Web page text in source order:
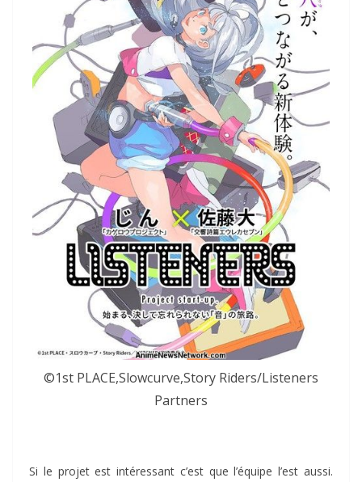
©1st PLACE,Slowcurve,Story Riders/Listeners
Partners
Si le projet est intéressant c’est que l’équipe l’est aussi.